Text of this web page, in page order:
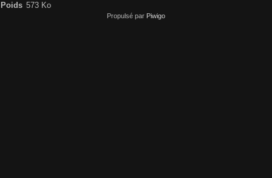
Poids 573 Ko
Propulsé par Piwigo